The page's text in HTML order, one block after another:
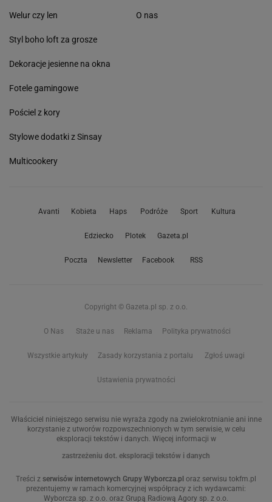
Welur czy len
Styl boho loft za grosze
Dekoracje jesienne na okna
Fotele gamingowe
Pościel z kory
Stylowe dodatki z Sinsay
Multicookery
O nas
Avanti Kobieta Haps Podróże Sport Kultura
Edziecko Plotek Gazeta.pl
Poczta Newsletter Facebook RSS
Copyright © Gazeta.pl sp. z o.o.
O Nas Staże u nas Reklama Polityka prywatności
Wszystkie artykuły Zasady korzystania z portalu Zgłoś uwagi
Ustawienia prywatności
Właściciel niniejszego serwisu nie wyraża zgody na zwielokrotnianie ani inne
korzystanie z utworów rozpowszechnionych w tym serwisie, w celu
eksploracji tekstów i danych. Więcej informacji w
zastrzeżeniu dot. eksploracji tekstów i danych
Treści z serwisów internetowych Grupy Wyborcza.pl oraz serwisu tokfm.pl
prezentujemy w ramach komercyjnej współpracy z ich wydawcami:
Wyborcza sp. z o.o. oraz Grupą Radiową Agory sp. z o.o.